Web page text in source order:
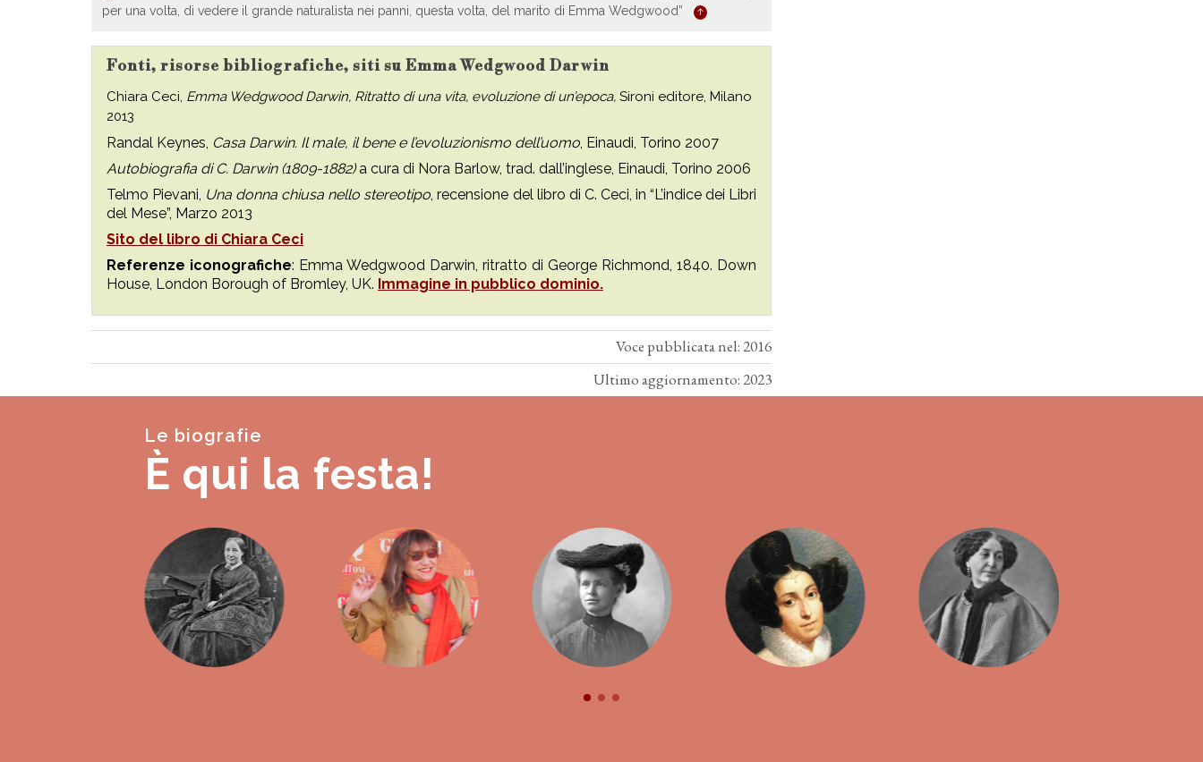
per una volta, di vedere il grande naturalista nei panni, questa volta, del marito di Emma Wedgwood”
Fonti, risorse bibliografiche, siti su Emma Wedgwood Darwin
Chiara Ceci, Emma Wedgwood Darwin, Ritratto di una vita, evoluzione di un’epoca, Sironi editore, Milano
2013
Randal Keynes, Casa Darwin. Il male, il bene e l’evoluzionismo dell’uomo, Einaudi, Torino 2007
Autobiografia di C. Darwin (1809-1882)a cura di Nora Barlow, trad. dall’inglese, Einaudi, Torino 2006
Telmo Pievani, Una donna chiusa nello stereotipo, recensione del libro di C. Ceci, in “L’indice dei Libri
del Mese”, Marzo 2013
Sito del libro di Chiara Ceci
Referenze iconografiche: Emma Wedgwood Darwin, ritratto di George Richmond, 1840. Down
House, London Borough of Bromley, UK. Immagine in pubblico dominio.
Voce pubblicata nel: 2016
Ultimo aggiornamento: 2023
Le biografie
È qui la festa!